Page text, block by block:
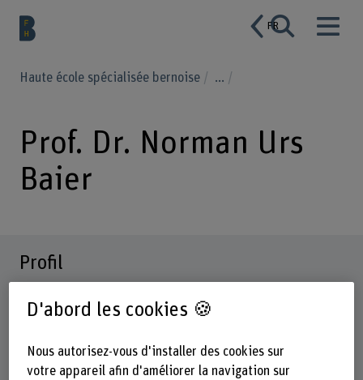
FR
Haute école spécialisée bernoise ...
Prof. Dr. Norman Urs
Baier
Profil
D'abord les cookies 🍪
Nous autorisez-vous d'installer des cookies sur
votre appareil afin d'améliorer la navigation sur